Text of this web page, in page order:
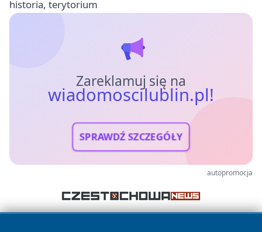
historia, terytorium
Zareklamuj się na
wiadomoscilublin.pl!
SPRAWDŹ SZCZEGÓŁY
autopromocja